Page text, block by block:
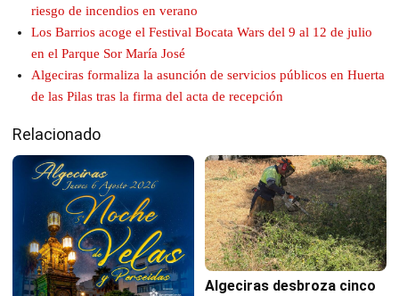
riesgo de incendios en verano
Los Barrios acoge el Festival Bocata Wars del 9 al 12 de julio
en el Parque Sor María José
Algeciras formaliza la asunción de servicios públicos en Huerta
de las Pilas tras la firma del acta de recepción
Relacionado
Algeciras desbroza cinco